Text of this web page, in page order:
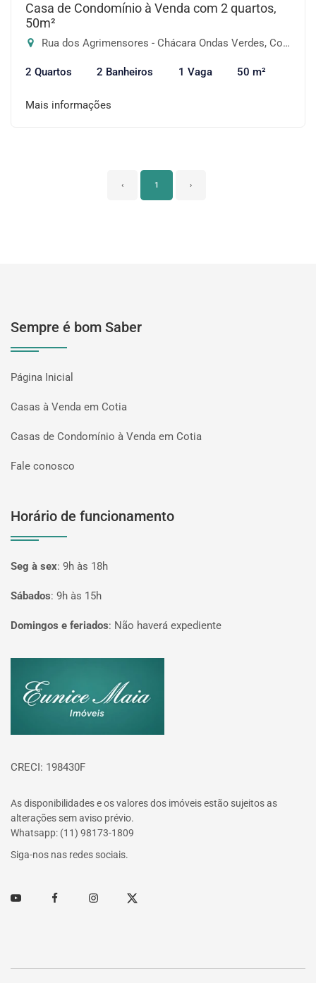
Casa de Condomínio à Venda com 2 quartos,
50m²
Rua dos Agrimensores - Chácara Ondas Verdes, Cotia-SP
2 Quartos 2 Banheiros 1 Vaga 50 m²
Mais informações
‹ 1 ›
Sempre é bom Saber
Página Inicial
Casas à Venda em Cotia
Casas de Condomínio à Venda em Cotia
Fale conosco
Horário de funcionamento
Seg à sex: 9h às 18h
Sábados: 9h às 15h
Domingos e feriados: Não haverá expediente
CRECI: 198430F
As disponibilidades e os valores dos imóveis estão sujeitos as
alterações sem aviso prévio.
Whatsapp: (11) 98173-1809
Siga-nos nas redes sociais.
Youtube FacebookInstagramTwitter